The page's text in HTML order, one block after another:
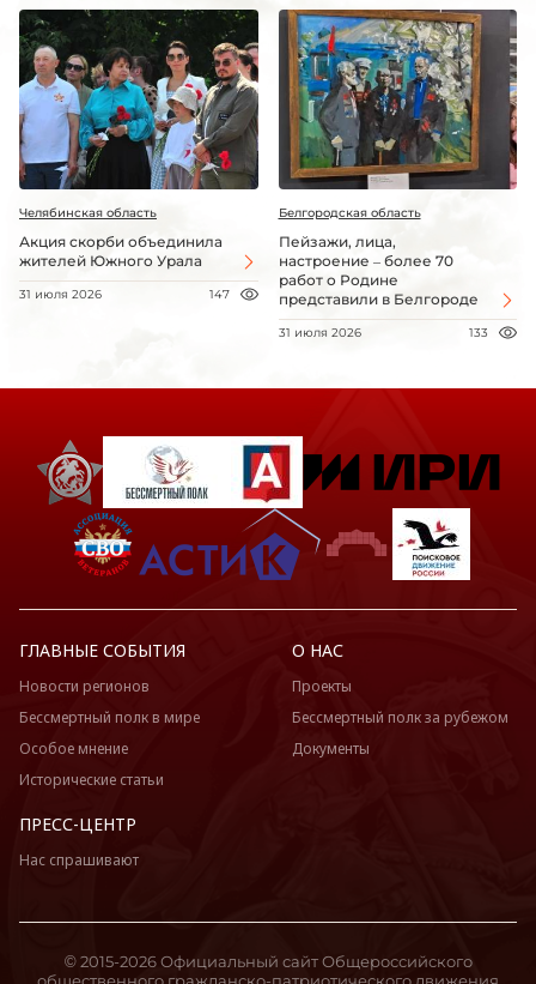
Челябинская область
Акция скорби объединила
жителей Южного Урала
31 июля 2026 147
Белгородская область
Пейзажи, лица,
настроение – более 70
работ о Родине
представили в Белгороде
31 июля 2026 133
ГЛАВНЫЕ СОБЫТИЯ
Новости регионов
Бессмертный полк в мире
Особое мнение
Исторические статьи
О НАС
Проекты
Бессмертный полк за рубежом
Документы
ПРЕСС-ЦЕНТР
Нас спрашивают
© 2015-2026 Официальный сайт Общероссийского